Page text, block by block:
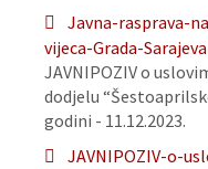
Javna-rasprava-
vijeca-Grada-
JAVNIPOZIV o
dodjelu
godini - 11.12.2023.
JAVNIPOZIV-o-